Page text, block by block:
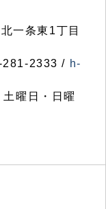
一条東1丁目
281-2333 / h-
曜日・日曜